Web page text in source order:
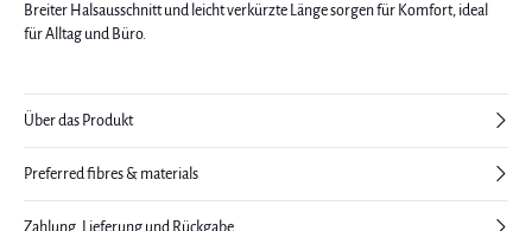
Breiter Halsausschnitt und leicht verkürzte Länge sorgen für Komfort, ideal
für Alltag und Büro.
Über das Produkt
Preferred fibres & materials
Zahlung, Lieferung und Rückgabe